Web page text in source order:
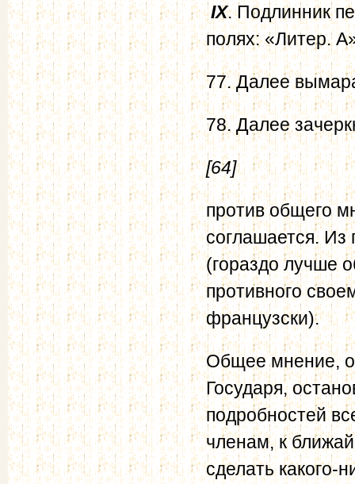
IX. Подлинник
полях: «Литер.
77. Далее
78. Далее
[64]
против общего
соглашается. Из
(гораздо лучше
противного
французски).
Общее мнение,
Государя,
подробностей
членам, к
сделать какого-